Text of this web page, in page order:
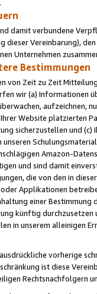
.
damit verbundene
dieser Vereinbarung),
Unternehmen
Bestimmungen
von Zeit zu Zeit
wir (a) Informationen
aufzeichnen,
Website platzierten
sicherzustellen und
unseren
Amazon-
und sind damit
die von den in
Applikationen
einer Bestimmung
künftig durchzusetzen
in unserem alleinigen
vorherige
ist diese
Rechtsnachfolgern